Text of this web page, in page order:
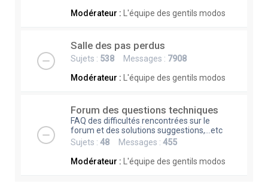
Modérateur :
L'équipe des gentils modos
Salle des pas perdus
Sujets : 538 Messages : 7908
Modérateur :
L'équipe des gentils modos
Forum des questions techniques
FAQ des difficultés rencontrées sur le
forum et des solutions suggestions,...etc
Sujets : 48 Messages : 455
Modérateur :
L'équipe des gentils modos